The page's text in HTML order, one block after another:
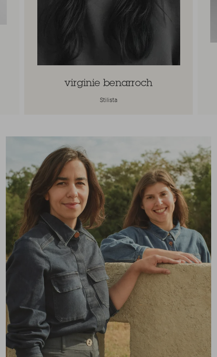
virginie benarroch
Stilista